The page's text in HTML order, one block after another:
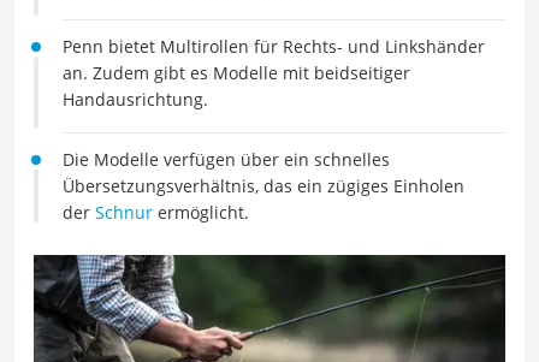
Penn bietet Multirollen für Rechts- und Linkshänder
an. Zudem gibt es Modelle mit beidseitiger
Handausrichtung.
Die Modelle verfügen über ein schnelles
Übersetzungsverhältnis, das ein zügiges Einholen
der Schnur ermöglicht.